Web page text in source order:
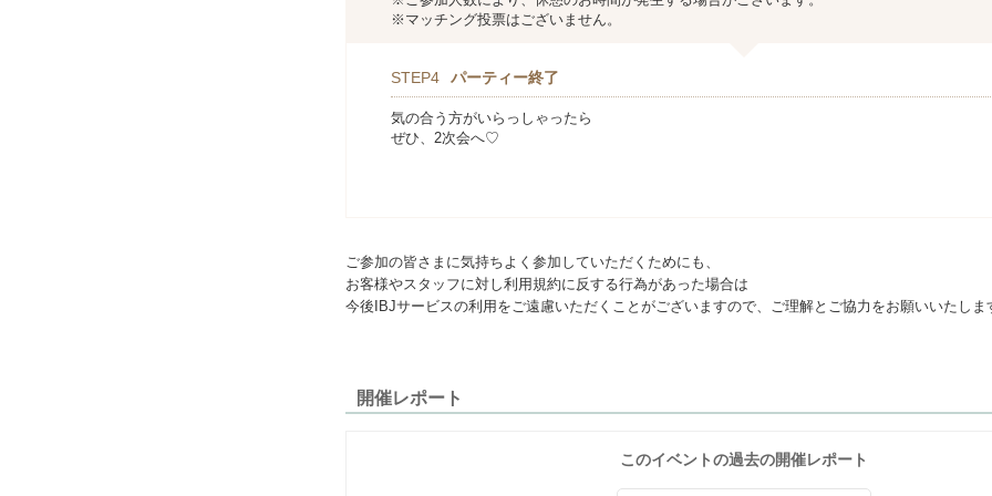
※マッチング投票はございません。
STEP4 パーティー終了
気の合う方がいらっしゃったら
ぜひ、2次会へ♡
ご参加の皆さまに気持ちよく参加していただくためにも、
お客様やスタッフに対し利用規約に反する行為があった場合は
今後IBJサービスの利用をご遠慮いただくことがございますので、ご理解とご協力をお願いいたしま
開催レポート
このイベントの過去の開催レポート